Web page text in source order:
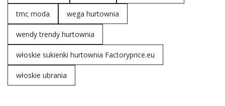
tmc moda wega hurtownia
wendy trendy hurtownia
włoskie sukienki hurtownia Factoryprice.eu
włoskie ubrania